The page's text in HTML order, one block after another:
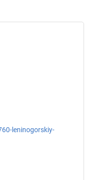
leninogorskiy-